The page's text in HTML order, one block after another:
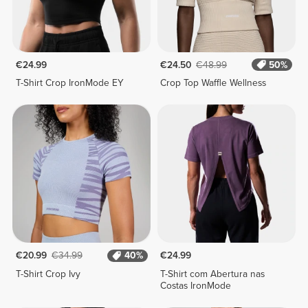
€24.99
T-Shirt Crop IronMode EY
€24.50 €48.99
50%
Crop Top Waffle Wellness
€20.99 €34.99
40%
T-Shirt Crop Ivy
€24.99
T-Shirt com Abertura nas
Costas IronMode